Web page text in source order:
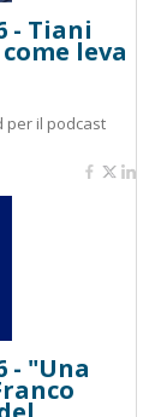
- Tiani
leva
per il podcast
- "Una